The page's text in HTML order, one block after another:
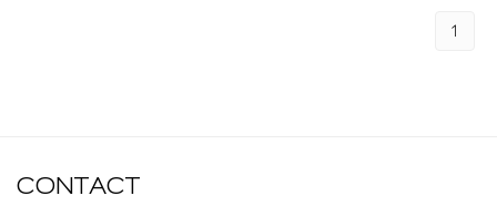
1
CONTACT